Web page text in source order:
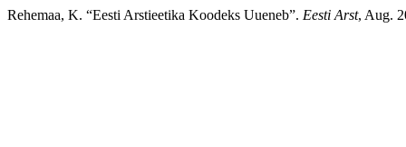
Rehemaa, K. “Eesti Arstieetika Koodeks Uueneb”. Eesti Arst, Aug.